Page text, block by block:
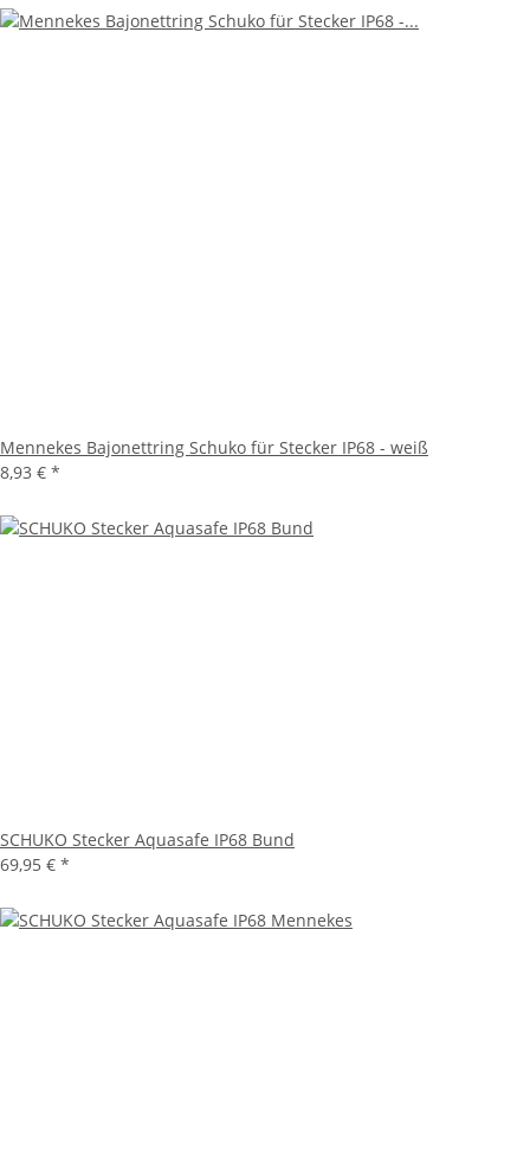
Mennekes Bajonettring Schuko für Stecker IP68 - weiß
8,93 € *
SCHUKO Stecker Aquasafe IP68 Bund
69,95 € *